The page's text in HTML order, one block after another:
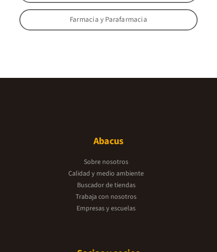
Farmacia y Parafarmacia
Abacus
Sobre nosotros
Calidad y medio ambiente
Buscador de tiendas
Trabaja con nosotros
Empresas y escuelas